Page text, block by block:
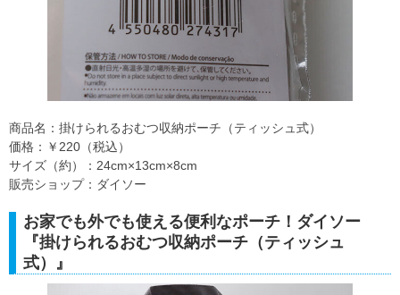
商品名：掛けられるおむつ収納ポーチ（ティッシュ式）
価格：￥220（税込）
サイズ（約）：24cm×13cm×8cm
販売ショップ：ダイソー
お家でも外でも使える便利なポーチ！ダイソー
『掛けられるおむつ収納ポーチ（ティッシュ
式）』